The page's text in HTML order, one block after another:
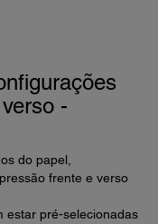
-
do papel,
frente e verso
estar pré-selecionadas